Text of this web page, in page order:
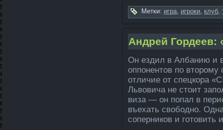
Метки: игра, игроки, клуб,
Андрей
Он ездил в Албанию и
оппонентов по
отличие от спецкора
Львовича не стоит
виза — он попал в
въехать свободно.
соперников и готовить